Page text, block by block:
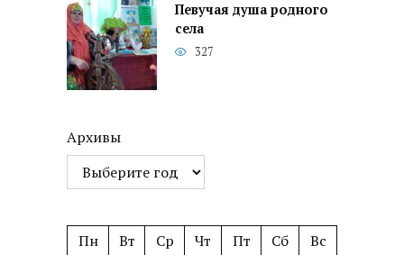
Певучая душа родного
села
327
Архивы
Пн Вт Ср Чт Пт Сб
Вс